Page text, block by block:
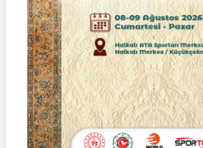
Ulupamir-
Erciş/VAN